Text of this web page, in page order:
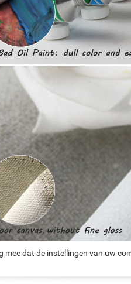
mee dat de instellingen van uw